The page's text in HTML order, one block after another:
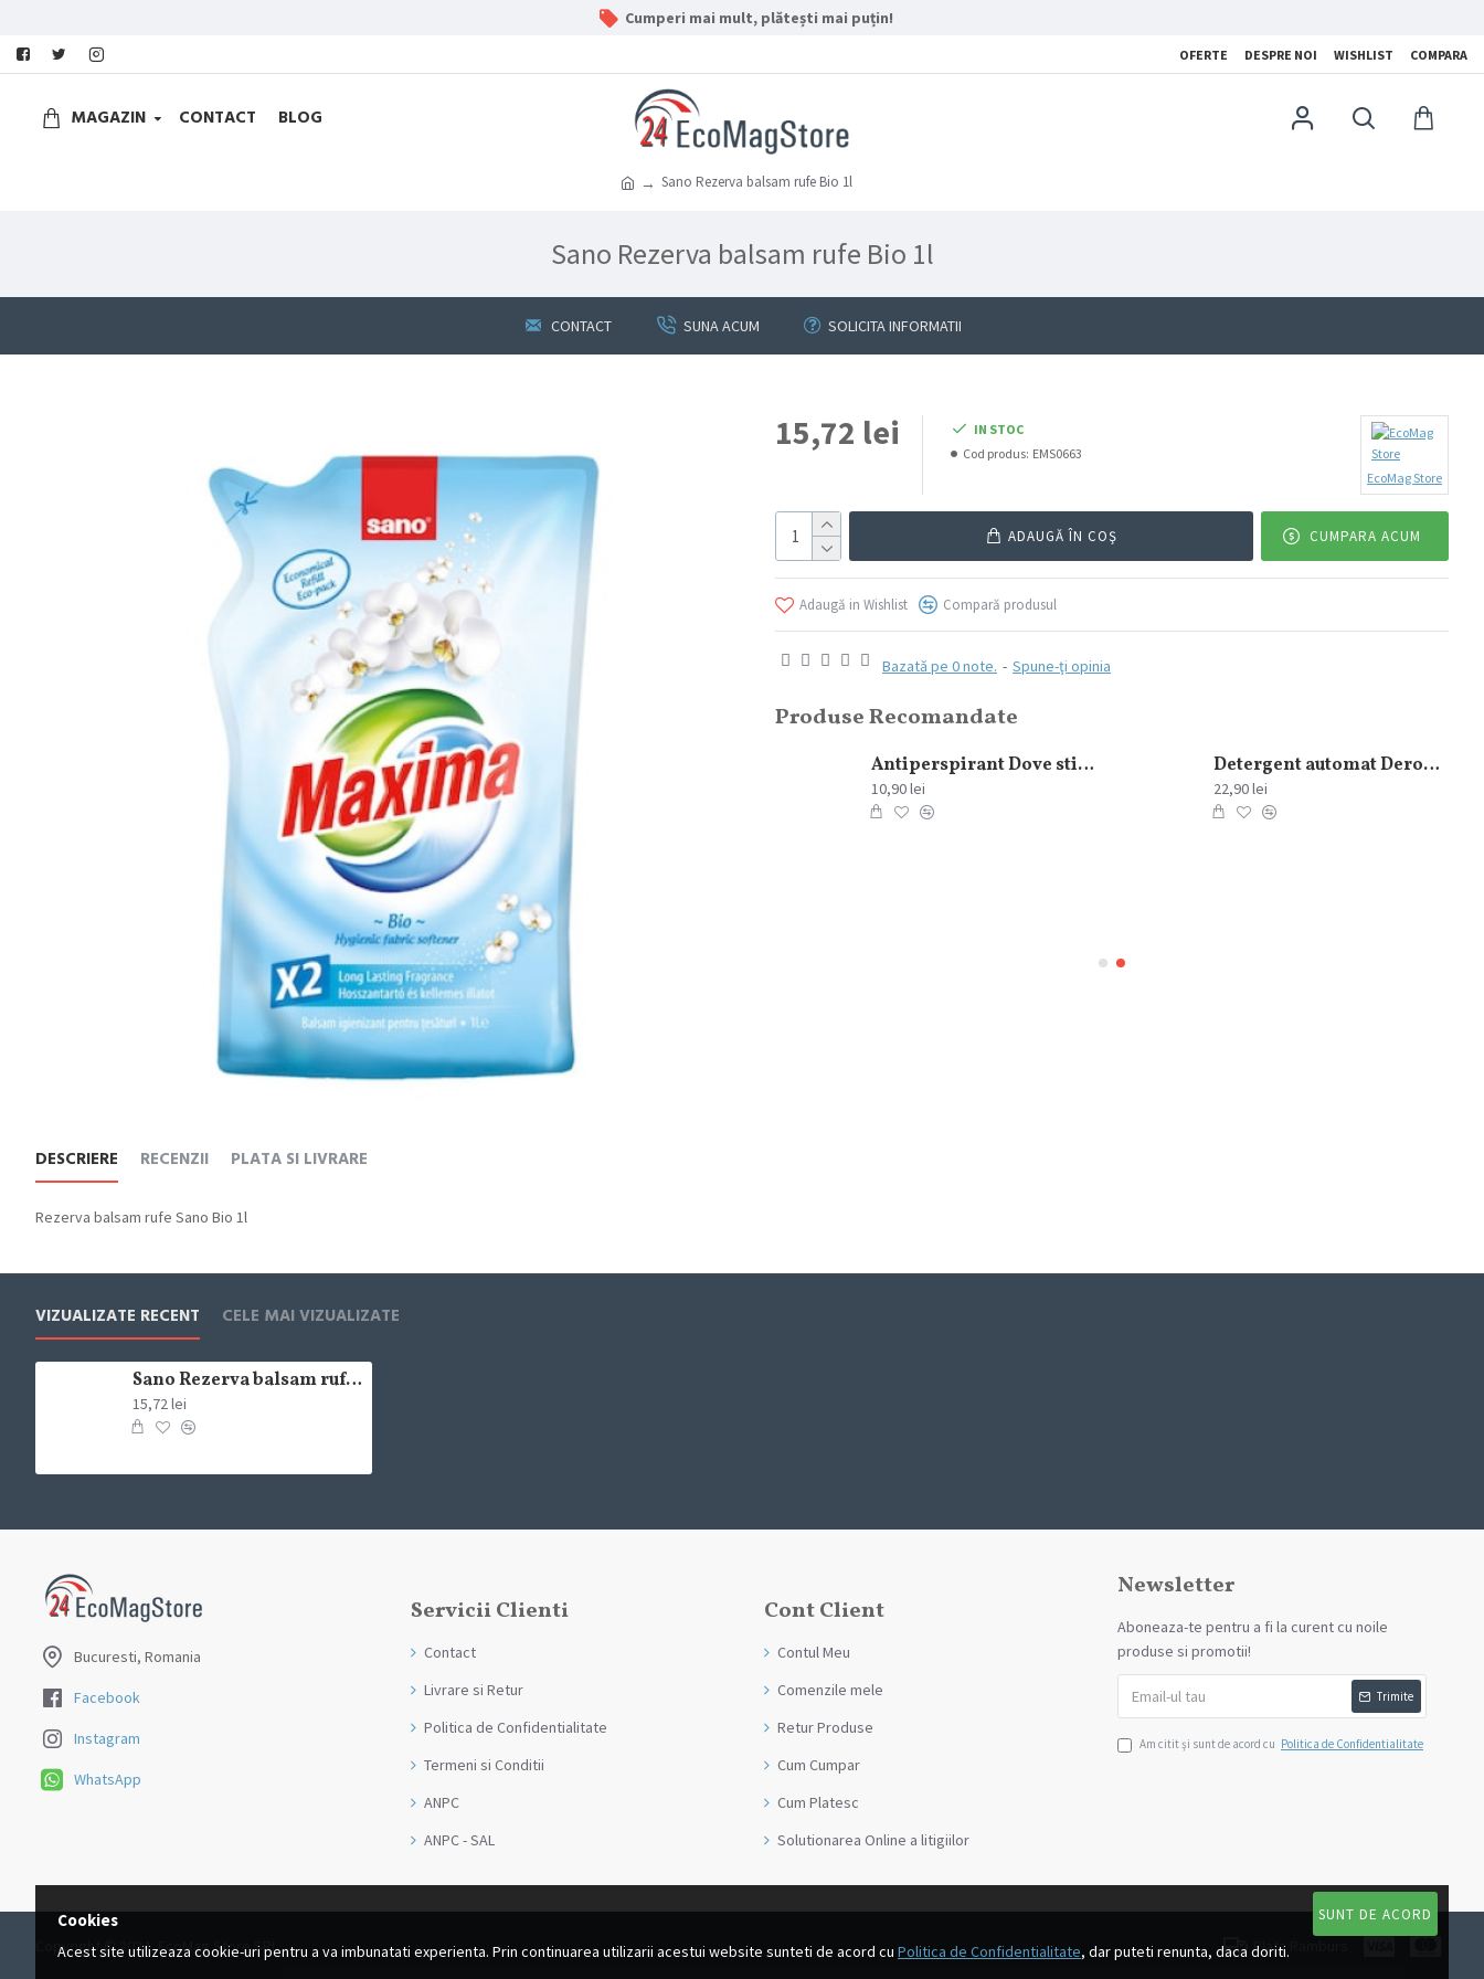
Cumperi mai mult, plătești mai puțin!
OFERTE DESPRE NOI WISHLIST COMPARA
MAGAZIN CONTACT BLOG
Sano Rezerva balsam rufe Bio 1l
Sano Rezerva balsam rufe Bio 1l
CONTACT SUNA ACUM SOLICITA INFORMATII
Bazată pe 0 note. - Spune-ţi opinia
15,72 lei
IN STOC
Cod produs: EMS0663
EcoMag Store
ADAUGĂ ÎN COŞ CUMPARA ACUM
Adaugă in Wishlist Compară produsul
Produse Recomandate
Fixativ Taft Power Koffein Mega Strong 250ml Antiperspirant Dove stick Invisible Dry Woman 40 ml
10,90 lei
Detergent automat Dero Levantica si Iasomie 2in1, 1.5 kg 20 spalari
22,90 lei
DESCRIERE RECENZII PLATA SI LIVRARE
Rezerva balsam rufe Sano Bio 1l
VIZUALIZATE RECENT CELE MAI VIZUALIZATE
Sano Rezerva balsam rufe Bio 1l
15,72 lei
Bucuresti, Romania
Facebook
Instagram
WhatsApp
Servicii Clienti
Contact
Livrare si Retur
Politica de Confidentialitate
Termeni si Conditii
ANPC
ANPC - SAL
Cont Client
Contul Meu
Comenzile mele
Retur Produse
Cum Cumpar
Cum Platesc
Solutionarea Online a litigiilor
Newsletter
Aboneaza-te pentru a fi la curent cu noile
produse si promotii!
Trimite
Am citit şi sunt de acord cu Politica de Confidentialitate
Copyright © 2024, EcoMag Store SRL Plata Ramburs
SUNT DE ACORD
Cookies
Acest site utilizeaza cookie-uri pentru a va imbunatati experienta. Prin continuarea utilizarii acestui website sunteti de acord cu Politica de Confidentialitate, dar puteti renunta, daca doriti.